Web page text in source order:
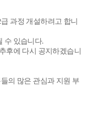
과정 개설하려고 합니
수 있습니다.
후에 다시 공지하겠습니
의 많은 관심과 지원 부